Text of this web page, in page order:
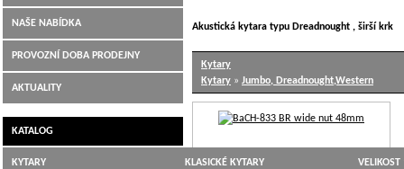
Akustická kytara typu Dreadnought , širší krk
Kytary
Kytary » Jumbo, Dreadnought,Western
NAŠE NABÍDKA
PROVOZNÍ DOBA PRODEJNY
AKTUALITY
KATALOG
KYTARY KLASICKÉ KYTARY